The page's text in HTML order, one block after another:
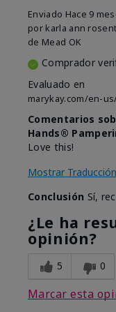
Enviado Hace 9
por karla ann
de Mead OK
Comprador
Evaluado en
marykay.com/en-
Comentarios
Hands®
Love this!
Mostrar Traducción
Conclusión Sí,
¿Le ha
opinión?
5 0
Marcar esta